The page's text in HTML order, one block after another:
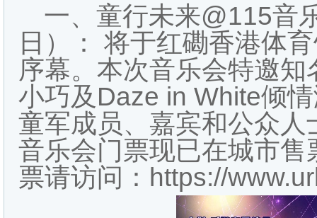
一、童行未来@115音
日）： 将于红磡香港体
序幕。本次音乐会特邀
小巧及Daze in White倾
童军成员、嘉宾和公众
音乐会门票现已在城市
票请访问：https://